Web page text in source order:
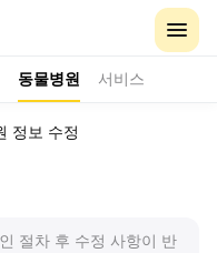
동물병원 서비스
정보 수정
절차 후 수정 사항이 반